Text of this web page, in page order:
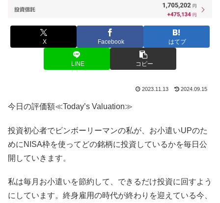
X Facebook はてブ
LINE コピー
2023.11.13 2024.09.15
今日の評価額≪Today’s Valuation≫
投資初心者でビンボーリーマンの私が、お小遣いUPのた
めにNISA枠を使ってどの銘柄に投資しているかを毎日公
開していきます。
私は毎月お小遣いを節約して、できるだけ投資に回すよう
にしています。終身雇用の時代が終わりを迎えている今、